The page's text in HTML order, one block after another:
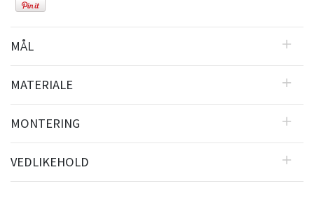
MÅL
MATERIALE
MONTERING
VEDLIKEHOLD